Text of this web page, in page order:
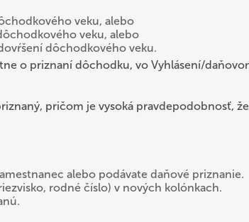
veku, alebo
veku, alebo
dôchodkového veku.
o priznaní dôchodku, vo Vyhlásení/
pričom je vysoká pravdepodobnosť,
alebo podávate daňové priznanie.
rodné číslo) v nových kolónkach.